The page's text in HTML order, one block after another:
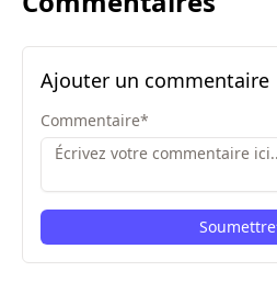
Ajouter un commentaire
Commentaire*
Soumettre